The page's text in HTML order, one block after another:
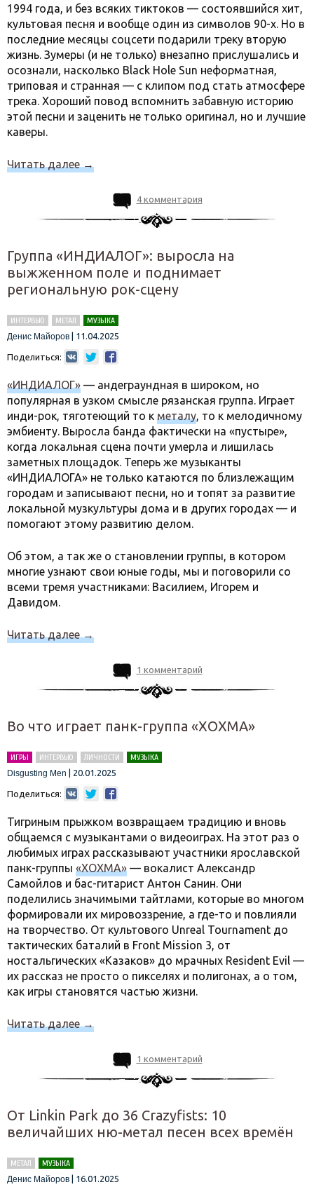
1994 года, и без всяких тиктоков — состоявшийся хит,
культовая песня и вообще один из символов 90-х. Но в
последние месяцы соцсети подарили треку вторую
жизнь. Зумеры (и не только) внезапно прислушались и
осознали, насколько Black Hole Sun неформатная,
триповая и странная — с клипом под стать атмосфере
трека. Хороший повод вспомнить забавную историю
этой песни и заценить не только оригинал, но и лучшие
каверы.
Читать далее→
4 комментария
Группа «ИНДИАЛОГ»: выросла на
выжженном поле и поднимает
региональную рок-сцену
ИНТЕРВЬЮ МЕТАЛ
МУЗЫКА
Денис Майоров
11.04.2025
Поделиться:
«ИНДИАЛОГ» — андеграундная в широком, но
популярная в узком смысле рязанская группа. Играет
инди-рок, тяготеющий то к металу, то к мелодичному
эмбиенту. Выросла банда фактически на «пустыре»,
когда локальная сцена почти умерла и лишилась
заметных площадок. Теперь же музыканты
«ИНДИАЛОГА» не только катаются по близлежащим
городам и записывают песни, но и топят за развитие
локальной музкультуры дома и в других городах — и
помогают этому развитию делом.
Об этом, а так же о становлении группы, в котором
многие узнают свои юные годы, мы и поговорили со
всеми тремя участниками: Василием, Игорем и
Давидом.
Читать далее→
1 комментарий
Во что играет панк-группа «ХОХМА»
ИГРЫ ИНТЕРВЬЮ ЛИЧНОСТИ
МУЗЫКА
Disgusting Men
20.01.2025
Поделиться:
Тигриным прыжком возвращаем традицию и вновь
общаемся с музыкантами о видеоиграх. На этот раз о
любимых играх рассказывают участники ярославской
панк-группы «ХОХМА» — вокалист Александр
Самойлов и бас-гитарист Антон Санин. Они
поделились значимыми тайтлами, которые во многом
формировали их мировоззрение, а где-то и повлияли
на творчество. От культового Unreal Tournament до
тактических баталий в Front Mission 3, от
ностальгических «Казаков» до мрачных Resident Evil —
их рассказ не просто о пикселях и полигонах, а о том,
как игры становятся частью жизни.
Читать далее→
1 комментарий
От Linkin Park до 36 Crazyfists: 10
величайших ню-метал песен всех времён
МЕТАЛ
МУЗЫКА
Денис Майоров
16.01.2025